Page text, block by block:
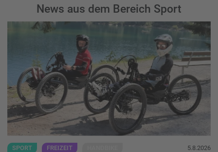
News aus dem Bereich Sport
Summer Action Camp Laax 2026 -
SPORT FREIZEIT 5.8.2026